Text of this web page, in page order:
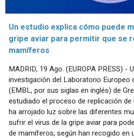
Un estudio explica cómo puede
gripe aviar para permitir que se
mamíferos
MADRID, 19 Ago. (EUROPA PRESS) -
investigación del Laboratorio Europeo
(EMBL, por sus siglas en inglés) de
estudiado el proceso de replicación
ha arrojado luz sobre las diferentes
sufrir el virus de la gripe aviar para
de mamíferos, según han recogido en